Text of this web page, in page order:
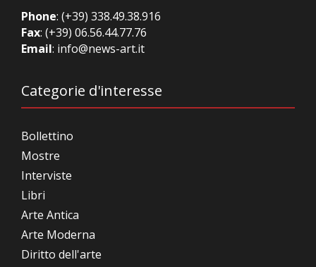
Phone: (+39) 338.49.38.916
Fax: (+39) 06.56.44.77.76
Email: info@news-art.it
Categorie d'interesse
Bollettino
Mostre
Interviste
Libri
Arte Antica
Arte Moderna
Diritto dell'arte